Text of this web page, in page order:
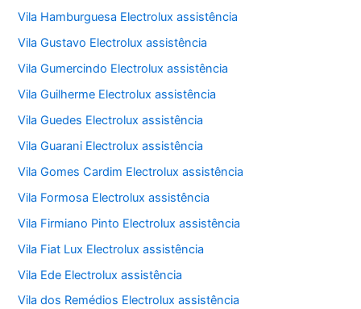
Vila Hamburguesa Electrolux assistência
Vila Gustavo Electrolux assistência
Vila Gumercindo Electrolux assistência
Vila Guilherme Electrolux assistência
Vila Guedes Electrolux assistência
Vila Guarani Electrolux assistência
Vila Gomes Cardim Electrolux assistência
Vila Formosa Electrolux assistência
Vila Firmiano Pinto Electrolux assistência
Vila Fiat Lux Electrolux assistência
Vila Ede Electrolux assistência
Vila dos Remédios Electrolux assistência